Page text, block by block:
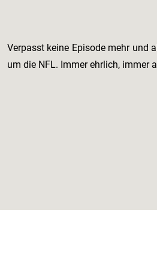
Verpasst keine Episode mehr und
um die NFL. Immer ehrlich, immer